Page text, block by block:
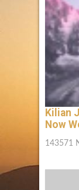
Kilian
Now
143571